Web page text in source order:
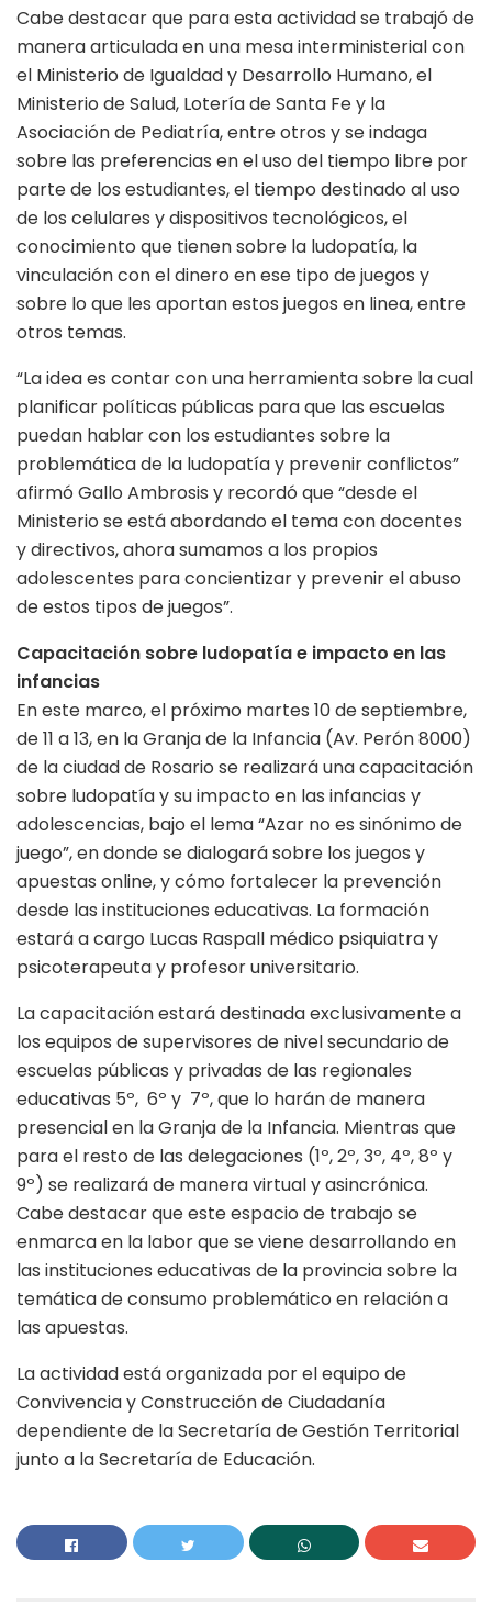
Cabe destacar que para esta actividad se trabajó de
manera articulada en una mesa interministerial con
el Ministerio de Igualdad y Desarrollo Humano, el
Ministerio de Salud, Lotería de Santa Fe y la
Asociación de Pediatría, entre otros y se indaga
sobre las preferencias en el uso del tiempo libre por
parte de los estudiantes, el tiempo destinado al uso
de los celulares y dispositivos tecnológicos, el
conocimiento que tienen sobre la ludopatía, la
vinculación con el dinero en ese tipo de juegos y
sobre lo que les aportan estos juegos en linea, entre
otros temas.
“La idea es contar con una herramienta sobre la cual
planificar políticas públicas para que las escuelas
puedan hablar con los estudiantes sobre la
problemática de la ludopatía y prevenir conflictos”
afirmó Gallo Ambrosis y recordó que “desde el
Ministerio se está abordando el tema con docentes
y directivos, ahora sumamos a los propios
adolescentes para concientizar y prevenir el abuso
de estos tipos de juegos”.
Capacitación sobre ludopatía e impacto en las
infancias
En este marco, el próximo martes 10 de septiembre,
de 11 a 13, en la Granja de la Infancia (Av. Perón 8000)
de la ciudad de Rosario se realizará una capacitación
sobre ludopatía y su impacto en las infancias y
adolescencias, bajo el lema “Azar no es sinónimo de
juego”, en donde se dialogará sobre los juegos y
apuestas online, y cómo fortalecer la prevención
desde las instituciones educativas. La formación
estará a cargo Lucas Raspall médico psiquiatra y
psicoterapeuta y profesor universitario.
La capacitación estará destinada exclusivamente a
los equipos de supervisores de nivel secundario de
escuelas públicas y privadas de las regionales
educativas 5º, 6º y 7º, que lo harán de manera
presencial en la Granja de la Infancia. Mientras que
para el resto de las delegaciones (1º, 2º, 3º, 4º, 8º y
9º) se realizará de manera virtual y asincrónica.
Cabe destacar que este espacio de trabajo se
enmarca en la labor que se viene desarrollando en
las instituciones educativas de la provincia sobre la
temática de consumo problemático en relación a
las apuestas.
La actividad está organizada por el equipo de
Convivencia y Construcción de Ciudadanía
dependiente de la Secretaría de Gestión Territorial
junto a la Secretaría de Educación.